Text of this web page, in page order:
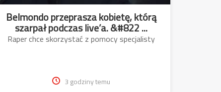
Belmondo przeprasza kobietę, którą
szarpał podczas live’a. &#822 ...
Raper chce skorzystać z pomocy specjalisty
3 godziny temu